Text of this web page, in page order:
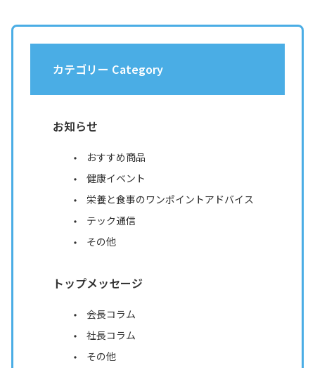
カテゴリー Category
お知らせ
おすすめ商品
健康イベント
栄養と食事のワンポイントアドバイス
テック通信
その他
トップメッセージ
会長コラム
社長コラム
その他